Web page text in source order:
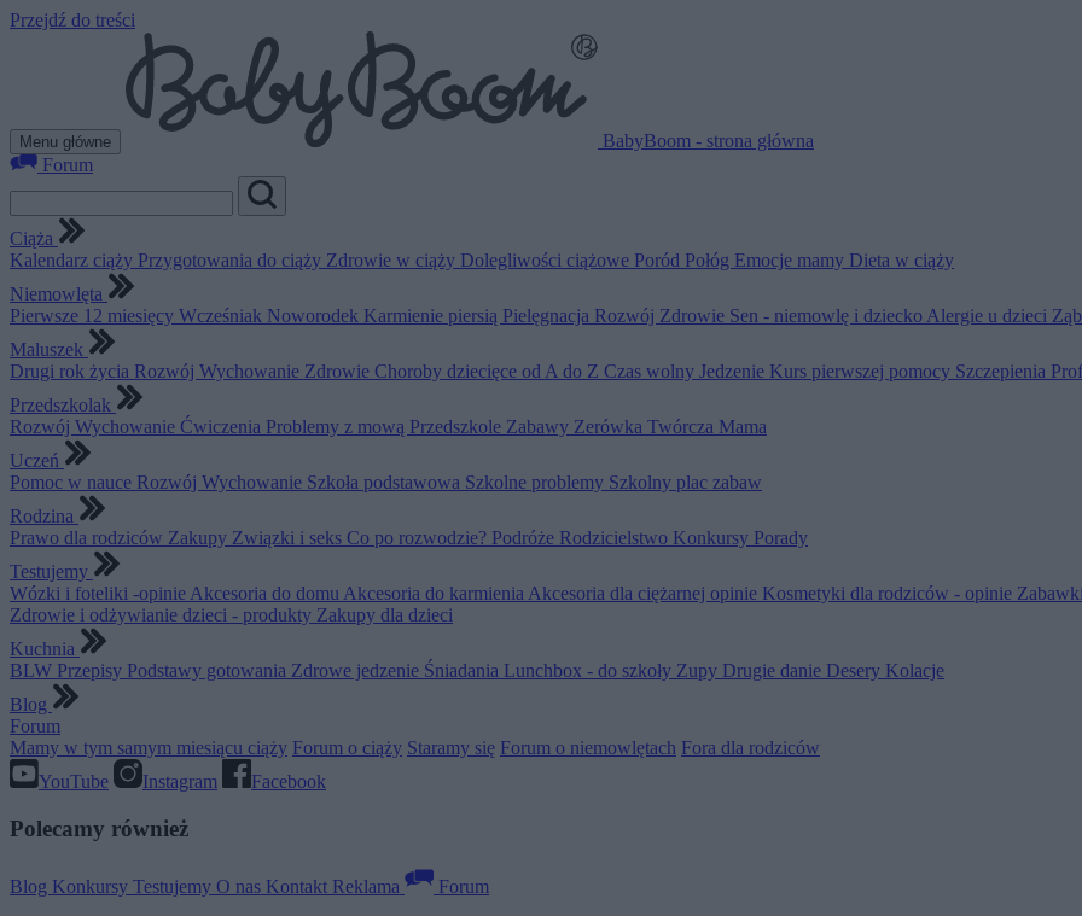
Przejdź do treści
Menu główne
BabyBoom - strona główna
Forum
Ciąża
Kalendarz ciąży Przygotowania do ciąży Zdrowie w ciąży Dolegliwości ciążowe Poród Połóg Emocje mamy Dieta w ciąży
Niemowlęta
Pierwsze 12 miesięcy Wcześniak Noworodek Karmienie piersią Pielęgnacja Rozwój Zdrowie Sen - niemowlę i dziecko Alergie u dzieci
Maluszek
Drugi rok życia Rozwój Wychowanie Zdrowie Choroby dziecięce od A do Z Czas wolny Jedzenie Kurs pierwszej pomocy Szczepienia
Przedszkolak
Rozwój Wychowanie Ćwiczenia Problemy z mową Przedszkole Zabawy Zerówka Twórcza Mama
Uczeń
Pomoc w nauce Rozwój Wychowanie Szkoła podstawowa Szkolne problemy Szkolny plac zabaw
Rodzina
Prawo dla rodziców Zakupy Związki i seks Co po rozwodzie? Podróże Rodzicielstwo Konkursy Porady
Testujemy
Wózki i foteliki -opinie Akcesoria do domu Akcesoria do karmienia Akcesoria dla ciężarnej opinie Kosmetyki dla rodziców - opinie
Zdrowie i odżywianie dzieci - produkty Zakupy dla dzieci
Kuchnia
BLW Przepisy Podstawy gotowania Zdrowe jedzenie Śniadania Lunchbox - do szkoły Zupy Drugie danie Desery Kolacje
Blog
Forum
Mamy w tym samym miesiącu ciąży Forum o ciąży Staramy się Forum o niemowlętach Fora dla rodziców
YouTube
Instagram Facebook
Polecamy również
Blog Konkursy Testujemy O nas Kontakt Reklama
Forum